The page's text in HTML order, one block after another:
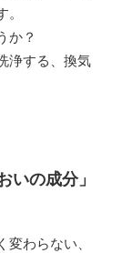
か？
浄する、換気
いの成分」
わらない、